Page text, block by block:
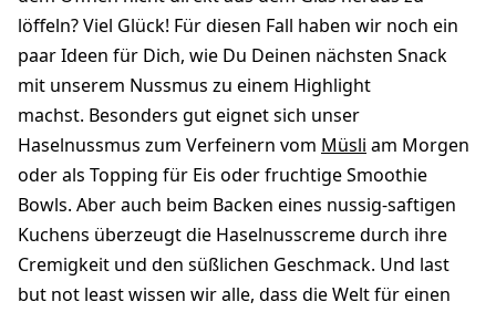
löffeln? Viel Glück! Für diesen Fall haben wir noch ein
paar Ideen für Dich, wie Du Deinen nächsten Snack
mit unserem Nussmus zu einem Highlight
machst. Besonders gut eignet sich unser
Haselnussmus zum Verfeinern vom Müsli am Morgen
oder als Topping für Eis oder fruchtige Smoothie
Bowls. Aber auch beim Backen eines nussig-saftigen
Kuchens überzeugt die Haselnusscreme durch ihre
Cremigkeit und den süßlichen Geschmack. Und last
but not least wissen wir alle, dass die Welt für einen